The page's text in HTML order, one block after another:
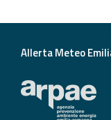
Allerta Meteo